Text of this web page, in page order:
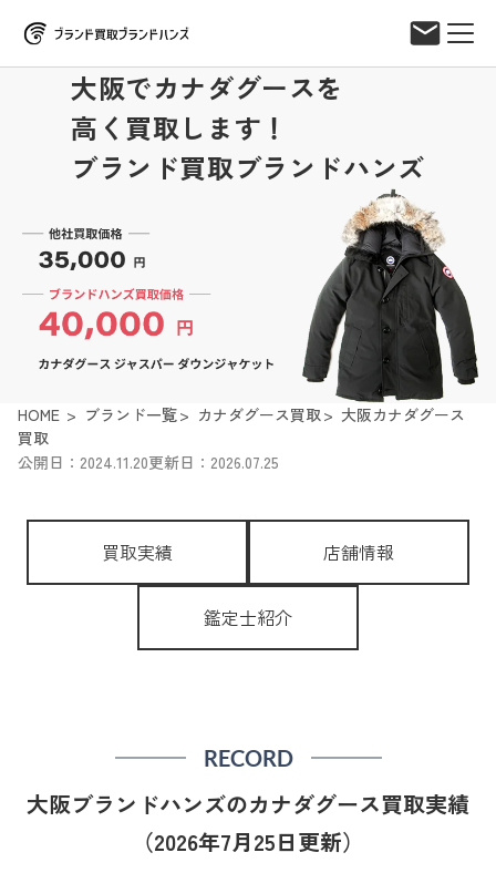
大阪でカナダグースを
高く買取します！
ブランド買取ブランドハンズ
HOME ブランド一覧 カナダグース買取
大阪カナダグース
買取
公開日：2024.11.20更新日：2026.07.25
買取実績 店舗情報
鑑定士紹介
RECORD
大阪ブランドハンズのカナダグース買取実績
（2026年7月25日更新）